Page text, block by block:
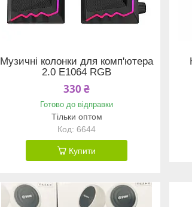
Музичні колонки для комп'ютера
2.0 E1064 RGB
330 ₴
Готово до відправки
Тільки оптом
6644
Купити